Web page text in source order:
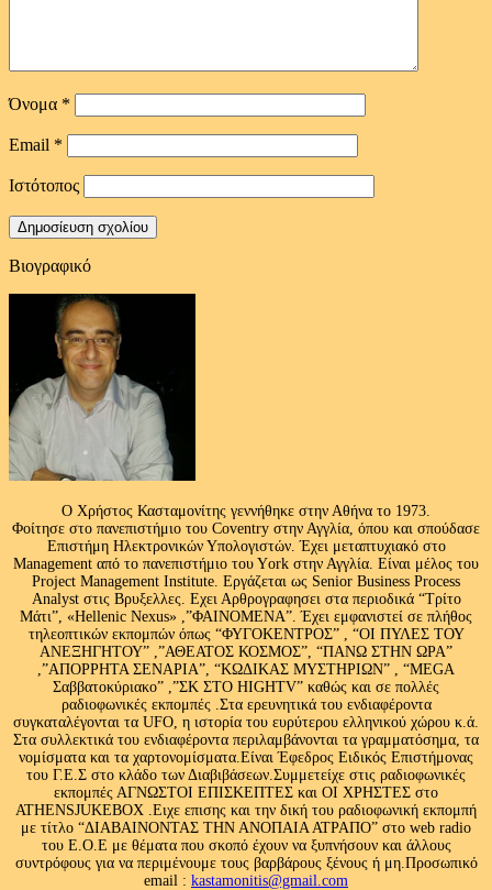
Όνομα *
Email *
Ιστότοπος
Βιογραφικό
Ο Χρήστος Κασταμονίτης γεννήθηκε στην Αθήνα το 1973.
Φοίτησε στο πανεπιστήμιο του Coventry στην Αγγλία, όπου και σπούδασε
Επιστήμη Ηλεκτρονικών Υπολογιστών. Έχει μεταπτυχιακό στο
Management από το πανεπιστήμιο του Υork στην Αγγλία. Είναι μέλος του
Project Management Institute. Εργάζεται ως Senior Business Process
Analyst στις Βρυξελλες. Εχει Αρθρογραφησει στα περιοδικά “Τρίτο
Μάτι”, «Hellenic Nexus» ,”ΦΑΙΝΟΜΕΝΑ”. Έχει εμφανιστεί σε πλήθος
τηλεοπτικών εκπομπών όπως “ΦΥΓΟΚΕΝΤΡΟΣ” , “ΟΙ ΠΥΛΕΣ ΤΟΥ
ΑΝΕΞΗΓΗΤΟΥ” ,”ΑΘΕΑΤΟΣ ΚΟΣΜΟΣ”, “ΠΑΝΩ ΣΤΗΝ ΩΡΑ”
,”ΑΠΟΡΡΗΤΑ ΣΕΝΑΡΙΑ”, “ΚΩΔΙΚΑΣ ΜΥΣΤΗΡΙΩΝ” , “MEGA
Σαββατοκύριακο” ,”ΣΚ ΣΤΟ HIGHTV” καθώς και σε πολλές
ραδιοφωνικές εκπομπές .Στα ερευνητικά του ενδιαφέροντα
συγκαταλέγονται τα UFO, η ιστορία του ευρύτερου ελληνικού χώρου κ.ά.
Στα συλλεκτικά του ενδιαφέροντα περιλαμβάνονται τα γραμματόσημα, τα
νομίσματα και τα χαρτονομίσματα.Είναι Έφεδρος Ειδικός Επιστήμονας
του Γ.Ε.Σ στο κλάδο των Διαβιβάσεων.Συμμετείχε στις ραδιοφωνικές
εκπομπές ΑΓΝΩΣΤΟΙ ΕΠΙΣΚΕΠΤΕΣ και ΟΙ ΧΡΗΣΤΕΣ στο
ATHENSJUKEBOX .Ειχε επισης και την δική του ραδιοφωνική εκπομπή
με τίτλο “ΔΙΑΒΑΙΝΟΝΤΑΣ ΤΗΝ ΑΝΟΠΑΙΑ ΑΤΡΑΠΟ” στο web radio
του Ε.Ο.Ε με θέματα που σκοπό έχουν να ξυπνήσουν και άλλους
συντρόφους για να περιμένουμε τους βαρβάρους ξένους ή μη.Προσωπικό
email : kastamonitis@gmail.com